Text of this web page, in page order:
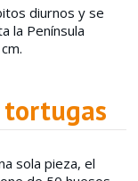
diurnos y se
la Península
tortugas
sola pieza, el